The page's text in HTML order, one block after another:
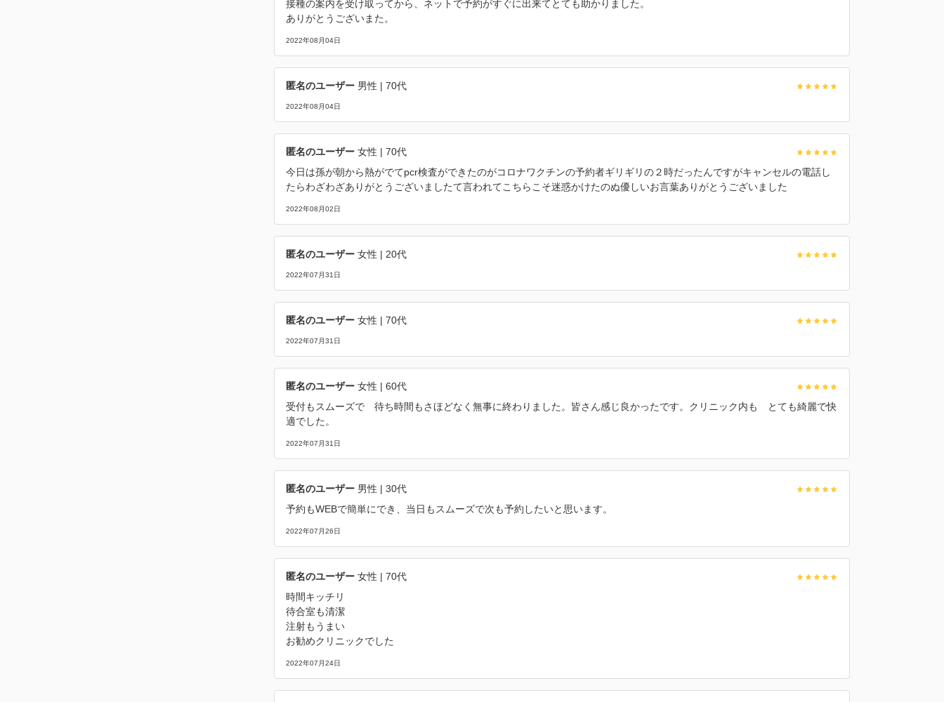
接種の案内を受け取ってから、ネットで予約がすぐに出来てとても助かりました。
ありがとうございまた。
2022年08月04日
匿名のユーザー 男性 | 70代
2022年08月04日
匿名のユーザー 女性 | 70代
今日は孫が朝から熱がでてpcr検査ができたのがコロナワクチンの予約者ギリギリの２時だったんですがキャンセルの電話し
たらわざわざありがとうございましたて言われてこちらこそ迷惑かけたのぬ優しいお言葉ありがとうございました
2022年08月02日
匿名のユーザー 女性 | 20代
2022年07月31日
匿名のユーザー 女性 | 70代
2022年07月31日
匿名のユーザー 女性 | 60代
受付もスムーズで 待ち時間もさほどなく無事に終わりました。皆さん感じ良かったです。クリニック内も とても綺麗で快
適でした。
2022年07月31日
匿名のユーザー 男性 | 30代
予約もWEBで簡単にでき、当日もスムーズで次も予約したいと思います。
2022年07月26日
匿名のユーザー 女性 | 70代
時間キッチリ
待合室も清潔
注射もうまい
お勧めクリニックでした
2022年07月24日